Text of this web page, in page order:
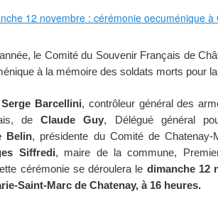
le Comité du Souvenir Français de
à la mémoire des soldats morts pour
Serge Barcellini, contrôleur général des
deClaude Guy, Délégué général
Belin, présidente du Comité de
Siffredi, maire de la commune,
cérémonie se déroulera le dimanche 12
Saint-Marc de Chatenay, à 16 heures.